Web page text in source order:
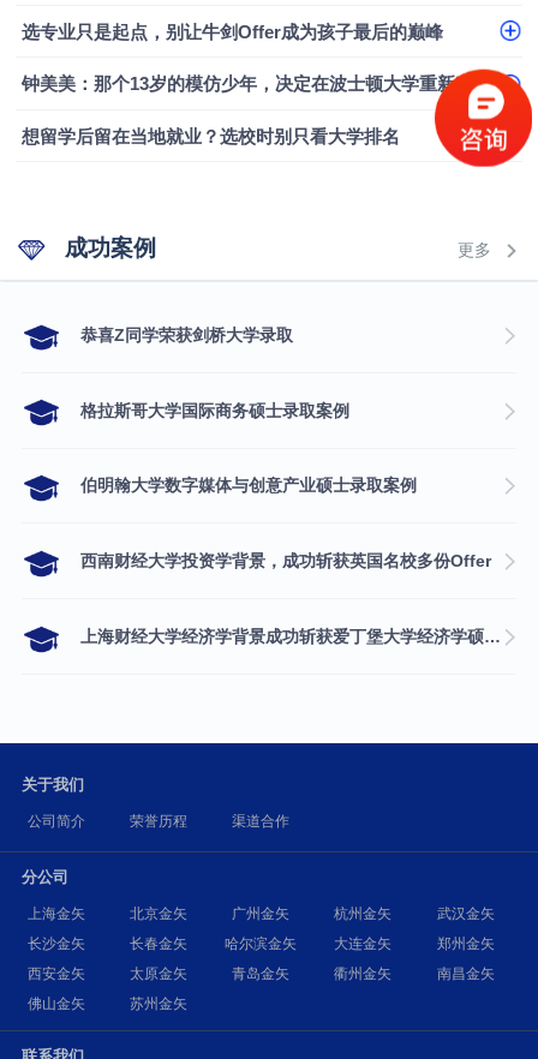
选专业只是起点，别让牛剑Offer成为孩子最后的巅峰
钟美美：那个13岁的模仿少年，决定在波士顿大学重新定义自己
想留学后留在当地就业？选校时别只看大学排名
成功案例 更多
​恭喜Z同学荣获剑桥大学录取
格拉斯哥大学国际商务硕士录取案例
伯明翰大学数字媒体与创意产业硕士录取案例
西南财经大学投资学背景，成功斩获英国名校多份Offer
上海财经大学经济学背景成功斩获爱丁堡大学经济学硕士录取
关于我们
公司简介 荣誉历程 渠道合作
分公司
上海金矢 北京金矢 广州金矢 杭州金矢
武汉金矢
长沙金矢
长春金矢 哈尔滨金矢 大连金矢
郑州金矢
西安金矢
太原金矢 青岛金矢 衢州金矢
南昌金矢
佛山金矢
苏州金矢